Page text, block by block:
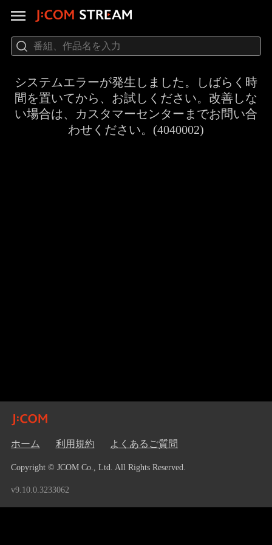
システムエラーが発生しました。しばらく時
間を置いてから、お試しください。改善しな
い場合は、カスタマーセンターまでお問い合
わせください。(4040002)
ホーム 利用規約 よくあるご質問
Copyright © JCOM Co., Ltd. All Rights Reserved.
v9.10.0.3233062